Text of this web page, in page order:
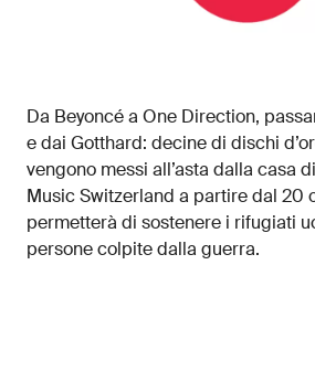
Da Beyoncé a One Direction,
e dai Gotthard: decine di dischi
vengono messi all’asta dalla casa
Music Switzerland a partire dal 20
permetterà di sostenere i rifugiati
persone colpite dalla guerra.